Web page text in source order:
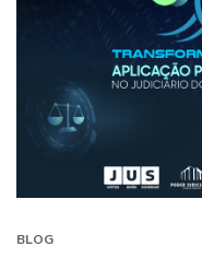
BLOG